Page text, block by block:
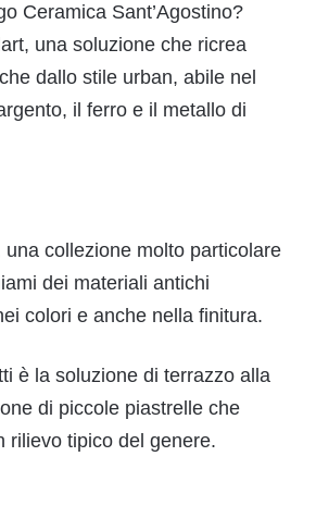
Ceramica Sant’Agostino?
una soluzione che ricrea
dallo stile urban, abile nel
il ferro e il metallo di
collezione molto particolare
dei materiali antichi
colori e anche nella finitura.
è la soluzione di terrazzo alla
di piccole piastrelle che
rilievo tipico del genere.